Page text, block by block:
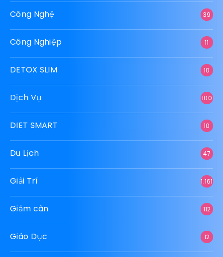
Công Nghệ 39
Công Nghiệp 11
DETOX SLIM 10
Dịch Vụ 100
DIET SMART 10
Du Lịch 47
Giải Trí 1.161
Giảm cân 112
Giáo Dục 12